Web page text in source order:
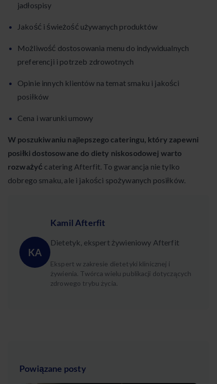
jadłospisy
Jakość i świeżość używanych produktów
Możliwość dostosowania menu do indywidualnych
preferencji i potrzeb zdrowotnych
Opinie innych klientów na temat smaku i jakości
posiłków
Cena i warunki umowy
W poszukiwaniu najlepszego cateringu, który zapewni
posiłki dostosowane do diety niskosodowej warto
rozważyć catering Afterfit. To gwarancja nie tylko
dobrego smaku, ale i jakości spożywanych posiłków.
KA
Kamil Afterfit
Dietetyk, ekspert żywieniowy Afterfit
Ekspert w zakresie dietetyki klinicznej i
żywienia. Twórca wielu publikacji dotyczących
zdrowego trybu życia.
Powiązane posty